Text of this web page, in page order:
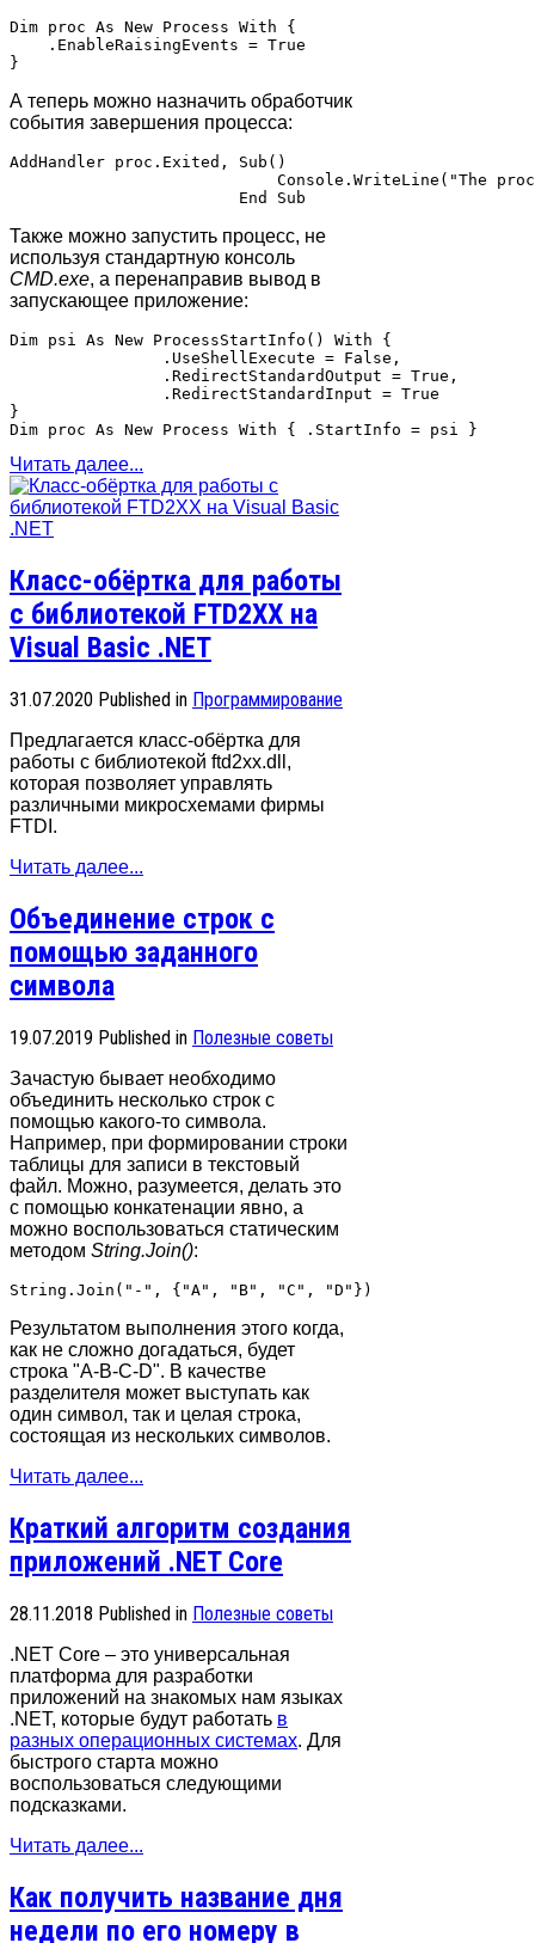
Dim proc As New Process With {
    .EnableRaisingEvents = True
А теперь можно назначить обработчик
события завершения процесса:
AddHandler proc.Exited, Sub()
Console.WriteLine("The
Также можно запустить процесс, не
используя стандартную консоль
CMD.exe, а перенаправив вывод в
запускающее приложение:
Dim psi As New ProcessStartInfo() With {
                .UseShellExecute = False,
                .RedirectStandardOutput = True,
                .RedirectStandardInput = True
}
Читать далее...
Класс-обёртка для работы
с библиотекой FTD2XX на
Visual Basic .NET
31.07.2020 Published in Программирование
Предлагается класс-обёртка для
работы с библиотекой ftd2xx.dll,
которая позволяет управлять
различными микросхемами фирмы
FTDI.
Читать далее...
Объединение строк с
помощью заданного
символа
19.07.2019 Published in Полезные советы
Зачастую бывает необходимо
объединить несколько строк с
помощью какого-то символа.
Например, при формировании строки
таблицы для записи в текстовый
файл. Можно, разумеется, делать это
с помощью конкатенации явно, а
можно воспользоваться статическим
методом String.Join():
Результатом выполнения этого когда,
как не сложно догадаться, будет
строка "A-B-C-D". В качестве
разделителя может выступать как
один символ, так и целая строка,
состоящая из нескольких символов.
Читать далее...
Краткий алгоритм создания
приложений .NET Core
28.11.2018 Published in Полезные советы
.NET Core – это универсальная
платформа для разработки
приложений на знакомых нам языках
.NET, которые будут работать в
разных операционных системах. Для
быстрого старта можно
воспользоваться следующими
подсказками.
Читать далее...
Как получить название дня
недели по его номеру в